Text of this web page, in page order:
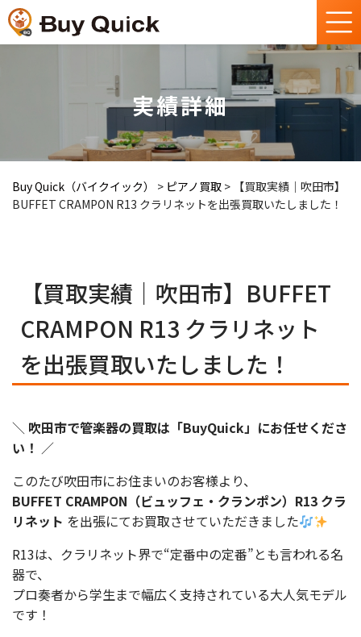
実績詳細
Buy Quick（バイクイック） > ピアノ買取 > 【買取実績｜吹田市】
BUFFET CRAMPON R13 クラリネットを出張買取いたしました！
【買取実績｜吹田市】BUFFET
CRAMPON R13 クラリネット
を出張買取いたしました！
＼ 吹田市で管楽器の買取は「BuyQuick」にお任せくださ
い！ ／
このたび吹田市にお住まいのお客様より、
BUFFET CRAMPON（ビュッフェ・クランポン）R13 クラ
リネット を出張にてお買取させていただきました
R13は、クラリネット界で“定番中の定番”とも言われる名
器で、
プロ奏者から学生まで幅広く支持されている大人気モデル
です！